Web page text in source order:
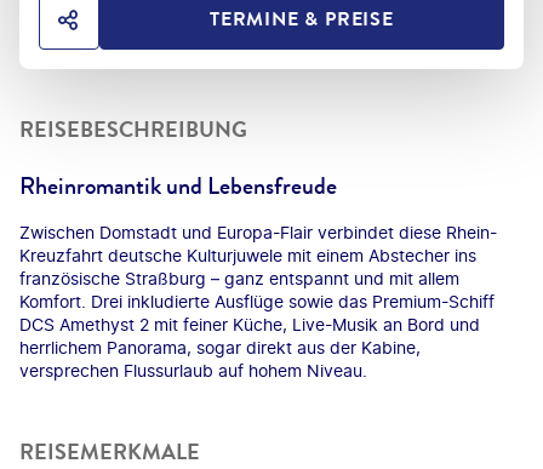
HOTEL TEILENTERMINE & PREISE
REISEBESCHREIBUNG
Rheinromantik und Lebensfreude
Zwischen Domstadt und Europa-Flair verbindet diese Rhein-
Kreuzfahrt deutsche Kulturjuwele mit einem Abstecher ins
französische Straßburg – ganz entspannt und mit allem
Komfort. Drei inkludierte Ausflüge sowie das Premium-Schiff
DCS Amethyst 2 mit feiner Küche, Live-Musik an Bord und
herrlichem Panorama, sogar direkt aus der Kabine,
versprechen Flussurlaub auf hohem Niveau.
REISEMERKMALE